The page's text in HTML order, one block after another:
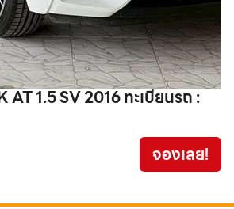
1.5 SV 2016 ทะเบียนรถ :
จองเลย!